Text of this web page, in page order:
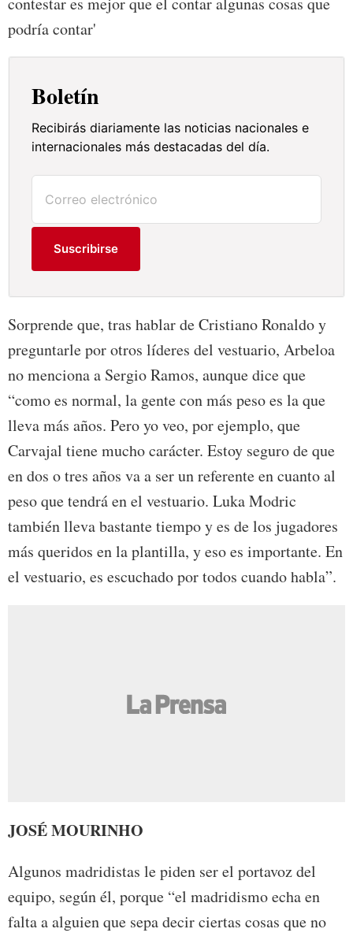
podría contar'
Boletín
Recibirás diariamente las noticias nacionales e
internacionales más destacadas del día.
Suscribirse
Sorprende que, tras hablar de Cristiano Ronaldo y
preguntarle por otros líderes del vestuario, Arbeloa
no menciona a Sergio Ramos, aunque dice que
“como es normal, la gente con más peso es la que
lleva más años. Pero yo veo, por ejemplo, que
Carvajal tiene mucho carácter. Estoy seguro de que
en dos o tres años va a ser un referente en cuanto al
peso que tendrá en el vestuario. Luka Modric
también lleva bastante tiempo y es de los jugadores
más queridos en la plantilla, y eso es importante. En
el vestuario, es escuchado por todos cuando habla”.
JOSÉ MOURINHO
Algunos madridistas le piden ser el portavoz del
equipo, según él, porque “el madridismo echa en
falta a alguien que sepa decir ciertas cosas que no